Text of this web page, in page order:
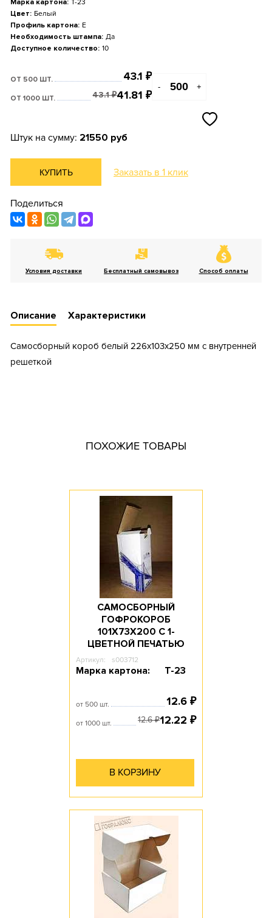
Марка картона: Т-23
Цвет: Белый
Профиль картона: E
Необходимость штампа: Да
Доступное количество: 10
ОТ 500 ШТ. 43.1₽
ОТ 1000 ШТ. 43.1₽41.81₽
Штук на сумму: 21550 руб
КУПИТЬ Заказать в 1 клик
- +
Поделиться
Условия доставки Бесплатный самовывоз Способ оплаты
Описание Характеристики
Самосборный короб белый 226х103х250 мм с внутренней
решеткой
Материал: Микрогофрокартон
Необходимость штампа: Да
Доступное количество: 10
ПОХОЖИЕ ТОВАРЫ
САМОСБОРНЫЙ
ГОФРОКОРОБ
101Х73Х200 С 1-
ЦВЕТНОЙ ПЕЧАТЬЮ
Артикул: s003712
Марка картона: Т-23
от 500 шт. 12.6 ₽
от 1000 шт. 12.6₽12.22 ₽
В КОРЗИНУ